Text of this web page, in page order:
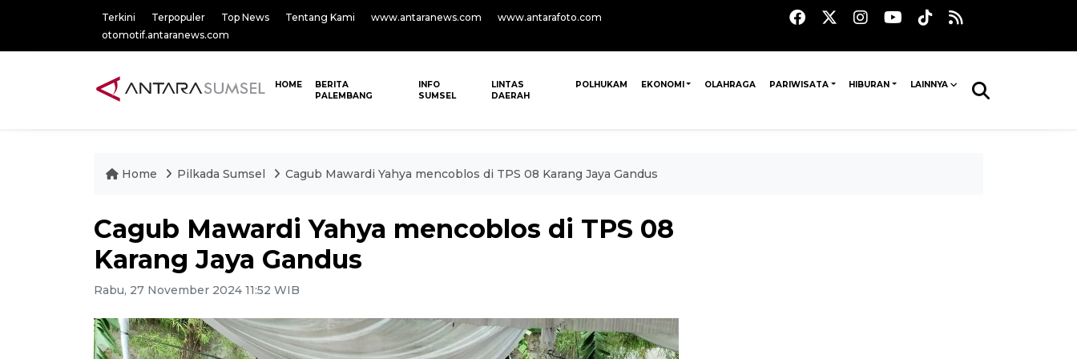
Terkini Terpopuler Top News Tentang Kami www.antaranews.com
www.antarafoto.com
otomotif.antaranews.com
HOME
BERITA
PALEMBANG
INFO
SUMSEL
LINTAS
DAERAH
POLHUKAM EKONOMI OLAHRAGA PARIWISATA HIBURAN LAINNYA
Home Pilkada Sumsel Cagub Mawardi Yahya mencoblos di TPS 08 Karang Jaya Gandus
Cagub Mawardi Yahya mencoblos di TPS 08
Karang Jaya Gandus
Rabu, 27 November 2024 11:52 WIB